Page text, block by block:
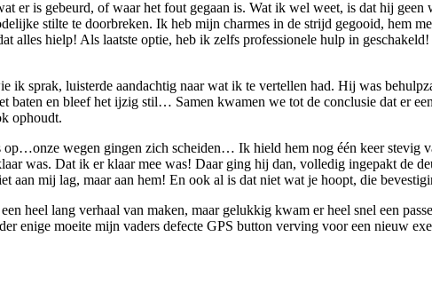
er is gebeurd, of waar het fout gegaan is. Wat ik wel weet, is dat hij
stilte te doorbreken. Ik heb mijn charmes in de strijd gegooid, hem
alles hielp! Als laatste optie, heb ik zelfs professionele hulp in
ik sprak, luisterde aandachtig naar wat ik te vertellen had. Hij was
baten en bleef het ijzig stil… Samen kwamen we tot de conclusie dat er
ophoudt.
op…onze wegen gingen zich scheiden… Ik hield hem nog één keer stevig
was. Dat ik er klaar mee was! Daar ging hij dan, volledig ingepakt de
aan mij lag, maar aan hem! En ook al is dat niet wat je hoopt, die
heel lang verhaal van maken, maar gelukkig kwam er heel snel een
enige moeite mijn vaders defecte GPS button verving voor een nieuw